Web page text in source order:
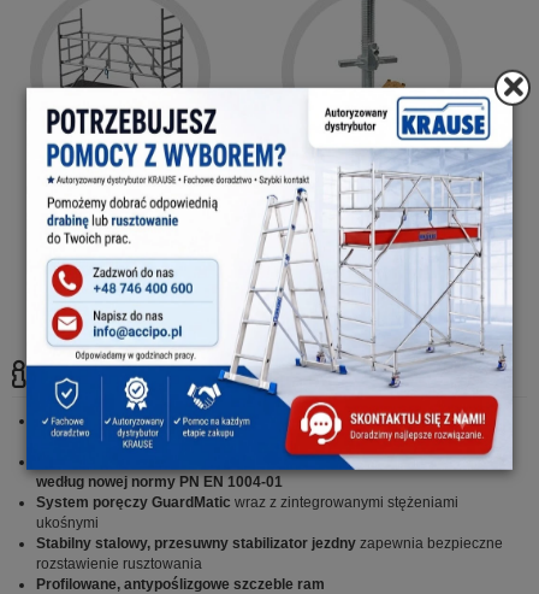
GuardMatic System
System umożliwia bezpieczny
montaż rusztowania dzięki
pełnej integracji stężeń
ukośnych
Rolki jezdne z hamulcem
Rolki z praktyczną funkcją
niwelowania nierówności
podłoża (220 - 335 mm)
Szczegóły:
Solidna niemiecka jakość zgodna z surowymi niemieckimi i
europejskimi wytycznymi dotyczącymi jakości i bezpieczeństwa
Atestowane przez TÜV / GS, nośność 200 kg/m2 (grupa rusztowań 3)
według nowej normy PN EN 1004-01
System poręczy GuardMatic wraz z zintegrowanymi stężeniami
ukośnymi
Stabilny stalowy, przesuwny stabilizator jezdny zapewnia bezpieczne
rozstawienie rusztowania
Profilowane, antypoślizgowe szczeble ram